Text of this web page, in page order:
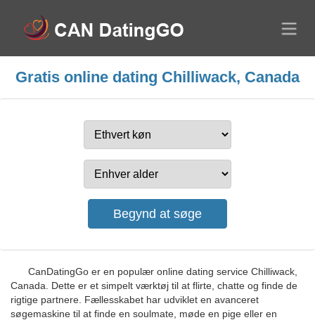
Gratis online dating Chilliwack, Canada
CanDatingGo er en populær online dating service Chilliwack,
Canada. Dette er et simpelt værktøj til at flirte, chatte og finde de
rigtige partnere. Fællesskabet har udviklet en avanceret
søgemaskine til at finde en soulmate, møde en pige eller en